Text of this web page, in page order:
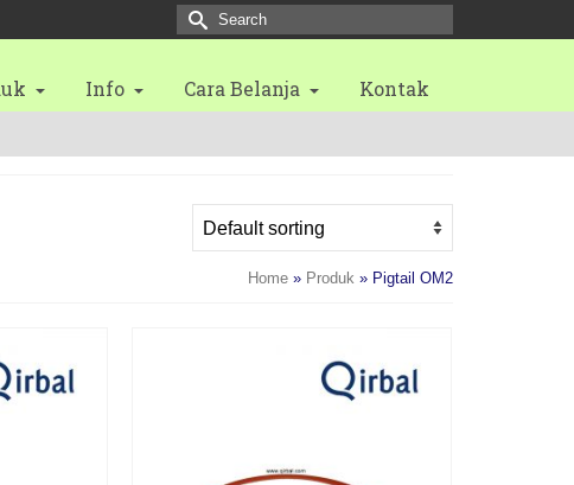
Search
Info Cara Belanja Kontak
Home » Produk » Pigtail OM2